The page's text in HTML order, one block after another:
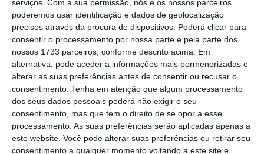
serviços. Com a sua permissão, nós e os nossos parceiros
poderemos usar identificação e dados de geolocalização
precisos através da procura de dispositivos. Poderá clicar para
consentir o processamento por nossa parte e pela parte dos
nossos 1733 parceiros, conforme descrito acima. Em
alternativa, pode aceder a informações mais pormenorizadas e
alterar as suas preferências antes de consentir ou recusar o
consentimento. Tenha em atenção que algum processamento
dos seus dados pessoais poderá não exigir o seu
consentimento, mas que tem o direito de se opor a esse
processamento. As suas preferências serão aplicadas apenas a
este website. Você pode alterar suas preferências ou retirar seu
consentimento a qualquer momento voltando a este site e
7 de Novembro de 2005 às 01:39
@Reporter
Desculpa mas o link funciona. Seja como for segue por mail
o MSn Messenger 8.
Responder
Vítor M.
@Rui
Tens de encontrar o que te falei. Faz da seguinte maneira,
janela iniciar e no topo dessa janela com o botão direito do
rato faz propriedades. Depois no separador Menu ‘Iniciar’
clica no botão ‘Personalizar’ aí encontrarás no separador